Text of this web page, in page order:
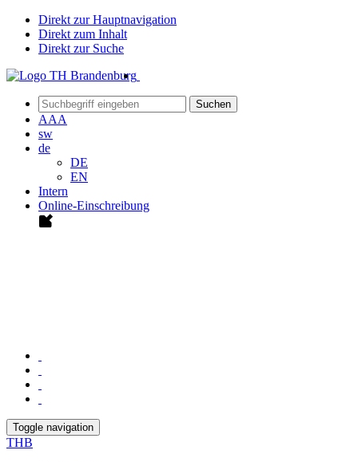
Direkt zur Hauptnavigation
Direkt zum Inhalt
Direkt zur Suche
Suchen
AAA
sw
de
DE
EN
Intern
Online-Einschreibung
Toggle navigation
THB